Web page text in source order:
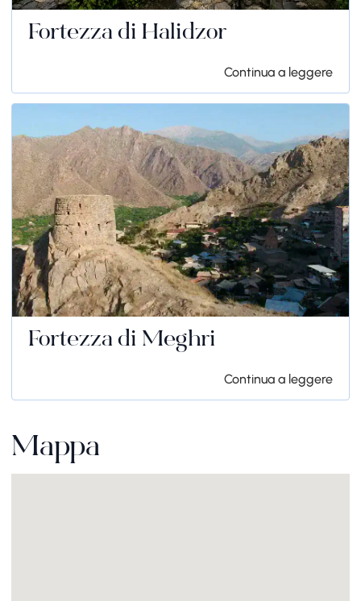
Fortezza di Halidzor
Continua a leggere
Fortezza di Meghri
Continua a leggere
Mappa